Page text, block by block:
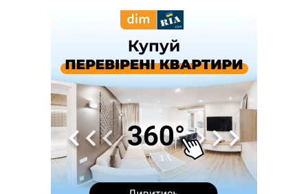
тендер на 7 мільйонів на благоустрій Німецького озера
У Калуші на озері в міському парку масово загинули
Майстра лісу з Верховинщини оштрафували на 600 тисяч за
переправлення чоловіків до Румунії
На Прикарпатті через негоду сталися аварійні вимкнення
світла
За змову на тендері для Долинської лікарні двох
підприємців оштрафували на 272 тисячі гривень
Яремчанський суд виніс вирок чоловіку, який у Буковелі
вкрав із супермаркету пляшку віскі за 8,5 тисяч
В урочищі біля Галича археологи відкопали давньоруську